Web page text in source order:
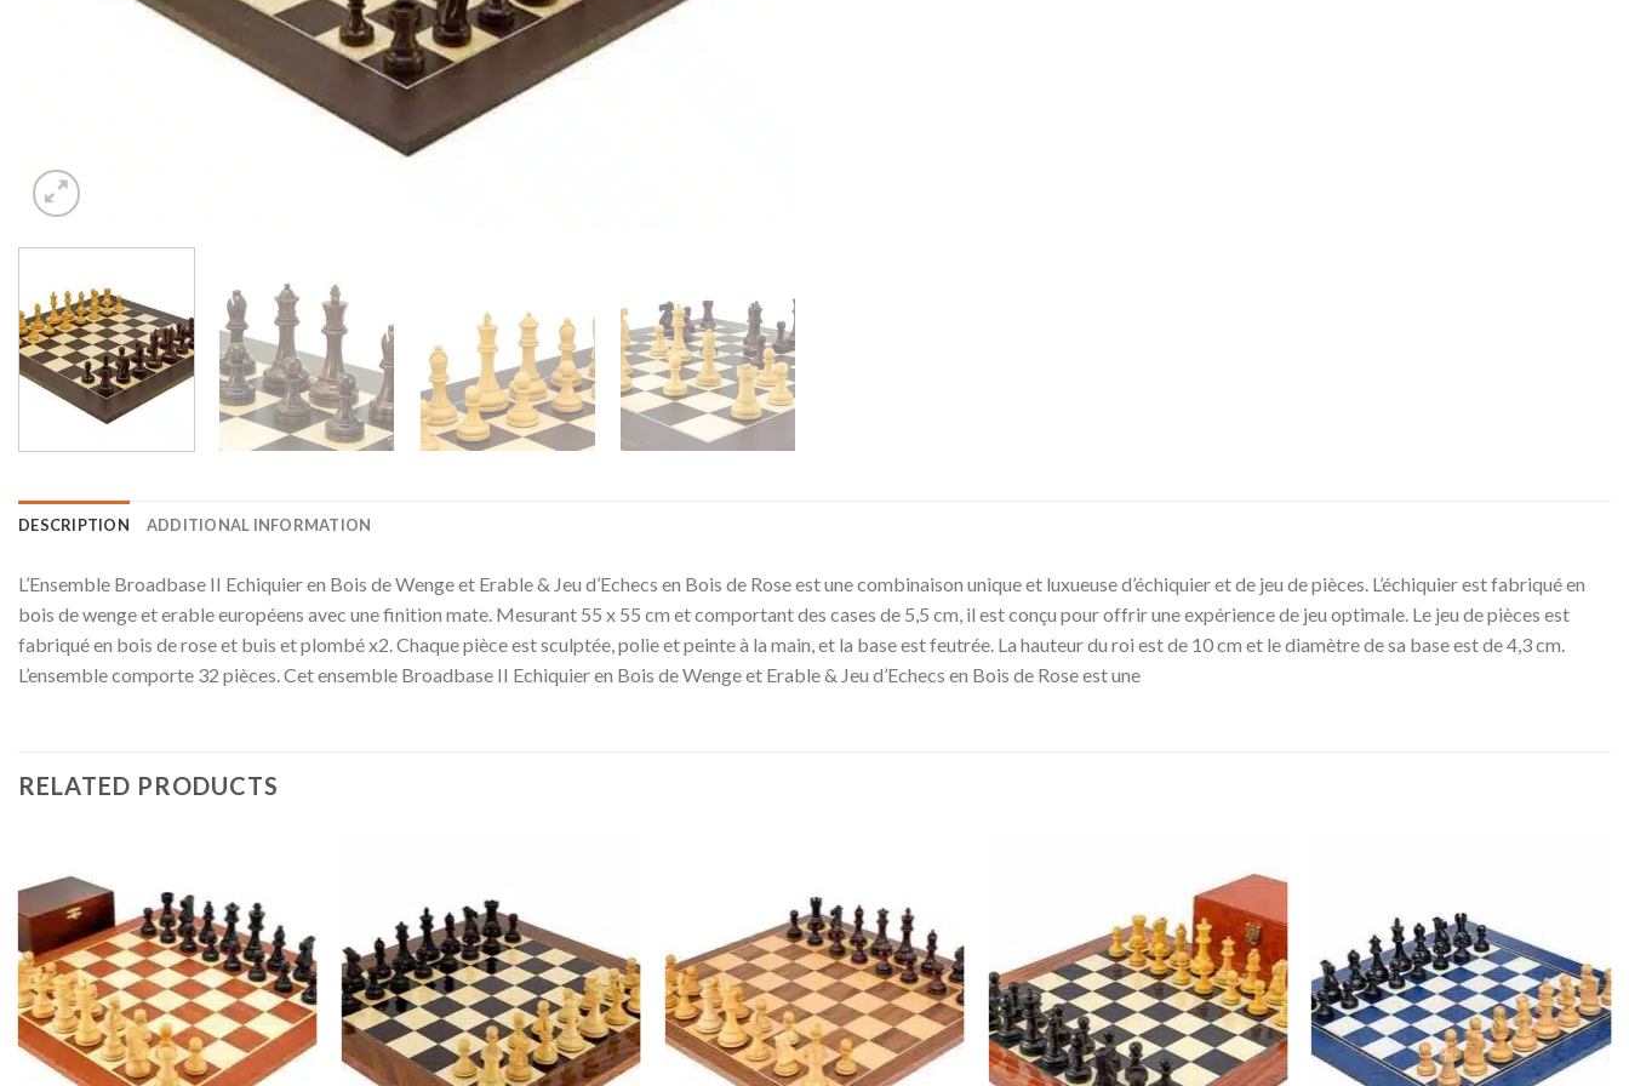
DESCRIPTION ADDITIONAL INFORMATION
L’Ensemble Broadbase II Echiquier en Bois de Wenge et Erable & Jeu d’Echecs en Bois de Rose est une combinaison unique et luxueuse d’échiquier et de jeu de pièces. L’échiquier est fabriqué en
bois de wenge et erable européens avec une finition mate. Mesurant 55 x 55 cm et comportant des cases de 5,5 cm, il est conçu pour offrir une expérience de jeu optimale. Le jeu de pièces est
fabriqué en bois de rose et buis et plombé x2. Chaque pièce est sculptée, polie et peinte à la main, et la base est feutrée. La hauteur du roi est de 10 cm et le diamètre de sa base est de 4,3 cm.
L’ensemble comporte 32 pièces. Cet ensemble Broadbase II Echiquier en Bois de Wenge et Erable & Jeu d’Echecs en Bois de Rose est une
RELATED PRODUCTS